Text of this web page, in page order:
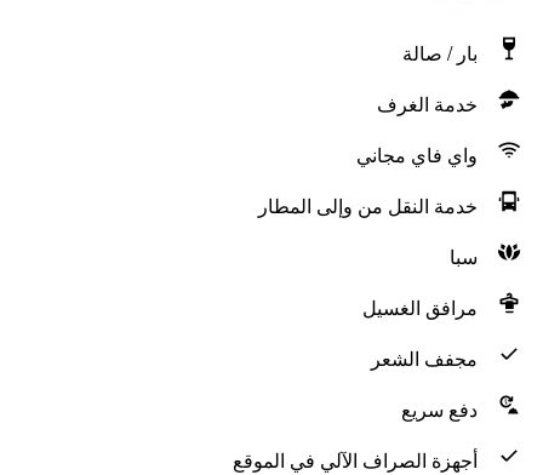
بار / صالة
خدمة الغرف
واي فاي مجاني
خدمة النقل من وإلى المطار
سبا
مرافق الغسيل
مجفف الشعر
دفع سريع
أجهزة الصراف الآلي في الموقع